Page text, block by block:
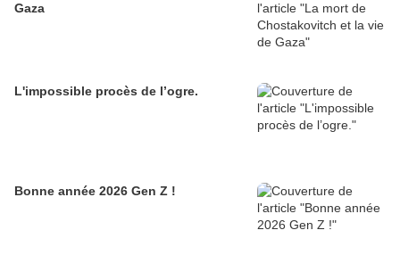
Gaza
L'impossible procès de l’ogre.
Bonne année 2026 Gen Z !